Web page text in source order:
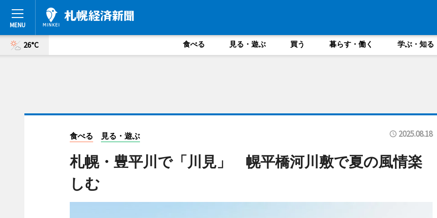
26°C 食べる 見る・遊ぶ 買う 暮らす・働く 学ぶ・知る
食べる 見る・遊ぶ 2025.08.18
札幌・豊平川で「川見」 幌平橋河川敷で夏の風情楽
しむ